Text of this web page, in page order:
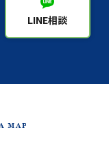
LINE相談